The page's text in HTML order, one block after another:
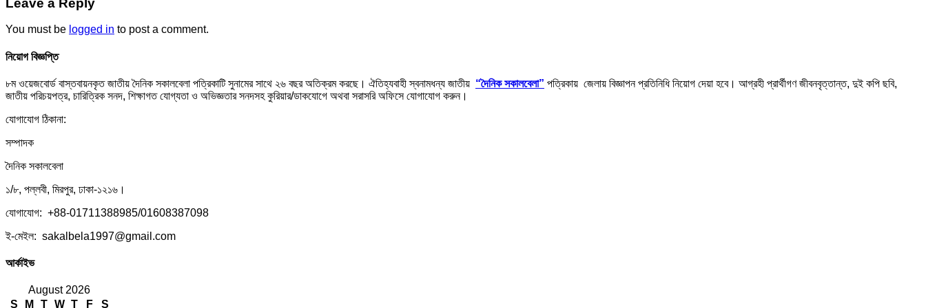
You must be logged in to post a comment.
নিয়োগ বিজ্ঞপ্তি
৮ম ওয়েজবোর্ড বাস্তবায়নকৃত জাতীয় দৈনিক সকালবেলা পত্রিকাটি সুনামের সাথে ২৬ বছর অতিক্রম করছে। ঐতিহ্যবাহী স্বনামধন্য জাতীয় “দৈনিক সকালবেলা” পত্রিকায় জেলায় বিজ্ঞাপন প্রতিনিধি নিয়োগ দেয়া হবে। আগ্রহী প্রার্থীগণ জীবনবৃত্তান্ত, দুই কপি ছবি,
জাতীয় পরিচয়পত্র, চারিত্রিক সনদ, শিক্ষাগত যোগ্যতা ও অভিজ্ঞতার সনদসহ কুরিয়ার/ডাকযোগে অথবা সরাসরি অফিসে যোগাযোগ করুন।
যোগাযোগ ঠিকানা:
সম্পাদক
দৈনিক সকালবেলা
১/৮, পল্লবী, মিরপুর, ঢাকা-১২১৬।
যোগাযোগ: +88-01711388985/01608387098
ই-মেইল: sakalbela1997@gmail.com
আর্কাইভ
August 2026
S
M T W T F S